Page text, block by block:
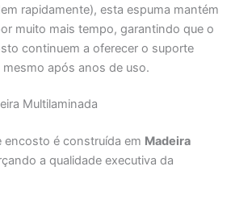
rapidamente), esta espuma mantém
muito mais tempo, garantindo que o
continuem a oferecer o suporte
após anos de uso.
Multilaminada
encosto é construída em Madeira
a qualidade executiva da